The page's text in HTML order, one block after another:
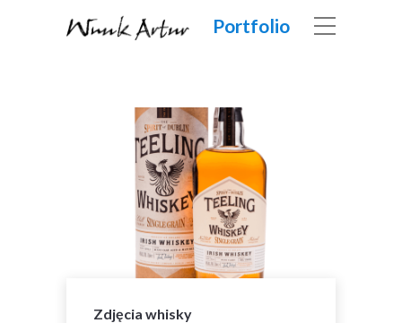
Portfolio
Zdjęcia whisky